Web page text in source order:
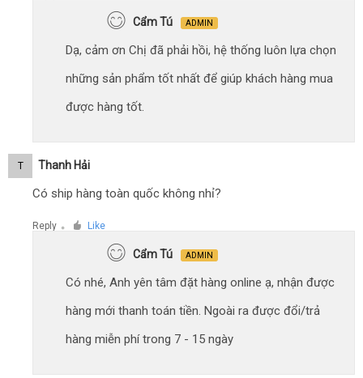
Cẩm Tú ADMIN
Dạ, cảm ơn Chị đã phải hồi, hệ thống luôn lựa chọn
những sản phẩm tốt nhất để giúp khách hàng mua
được hàng tốt.
T Thanh Hải
Có ship hàng toàn quốc không nhỉ?
Reply ● Like
Cẩm Tú ADMIN
Có nhé, Anh yên tâm đặt hàng online ạ, nhận được
hàng mới thanh toán tiền. Ngoài ra được đổi/trả
hàng miễn phí trong 7 - 15 ngày